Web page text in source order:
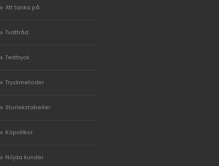
Att tänka på
Tvättråd
Texttryck
Tryckmetoder
Storlekstabeller
Köpvillkor
Nöjda kunder